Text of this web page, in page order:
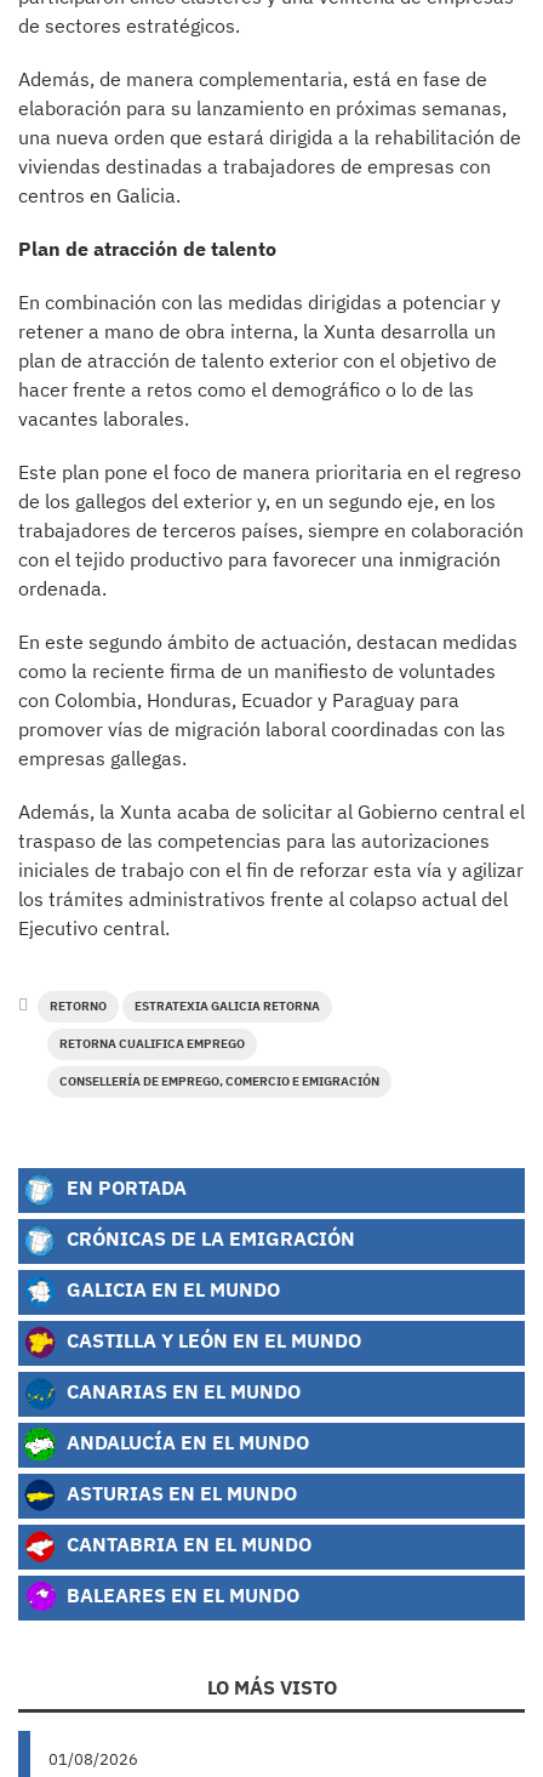
de sectores estratégicos.
Además, de manera complementaria, está en fase de
elaboración para su lanzamiento en próximas semanas,
una nueva orden que estará dirigida a la rehabilitación de
viviendas destinadas a trabajadores de empresas con
centros en Galicia.
Plan de atracción de talento
En combinación con las medidas dirigidas a potenciar y
retener a mano de obra interna, la Xunta desarrolla un
plan de atracción de talento exterior con el objetivo de
hacer frente a retos como el demográfico o lo de las
vacantes laborales.
Este plan pone el foco de manera prioritaria en el regreso
de los gallegos del exterior y, en un segundo eje, en los
trabajadores de terceros países, siempre en colaboración
con el tejido productivo para favorecer una inmigración
ordenada.
En este segundo ámbito de actuación, destacan medidas
como la reciente firma de un manifiesto de voluntades
con Colombia, Honduras, Ecuador y Paraguay para
promover vías de migración laboral coordinadas con las
empresas gallegas.
Además, la Xunta acaba de solicitar al Gobierno central el
traspaso de las competencias para las autorizaciones
iniciales de trabajo con el fin de reforzar esta vía y agilizar
los trámites administrativos frente al colapso actual del
Ejecutivo central.
RETORNO ESTRATEXIA GALICIA RETORNA
RETORNA CUALIFICA EMPREGO
CONSELLERÍA DE EMPREGO, COMERCIO E EMIGRACIÓN
EN PORTADA
CRÓNICAS DE LA EMIGRACIÓN
GALICIA EN EL MUNDO
CASTILLA Y LEÓN EN EL MUNDO
CANARIAS EN EL MUNDO
ANDALUCÍA EN EL MUNDO
ASTURIAS EN EL MUNDO
CANTABRIA EN EL MUNDO
BALEARES EN EL MUNDO
LO MÁS VISTO
01/08/2026